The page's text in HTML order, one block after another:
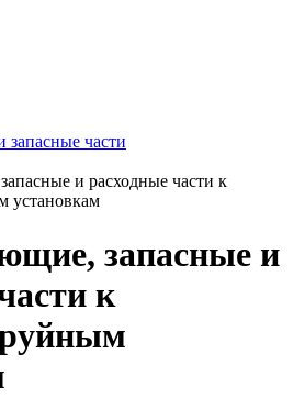
части
и расходные части к
установкам
запасные и
к